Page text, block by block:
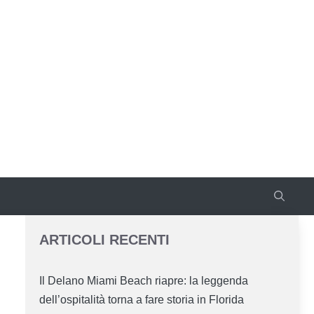
ARTICOLI RECENTI
Il Delano Miami Beach riapre: la leggenda
dell’ospitalità torna a fare storia in Florida